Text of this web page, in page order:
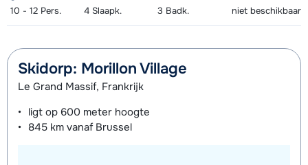
10 - 12 Pers. 4 Slaapk. 3 Badk. niet beschikbaar
Skidorp: Morillon Village
Le Grand Massif, Frankrijk
ligt op 600 meter hoogte
845 km vanaf Brussel